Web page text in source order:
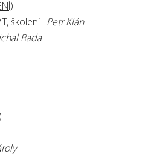
školení | Petr Klán
Rada